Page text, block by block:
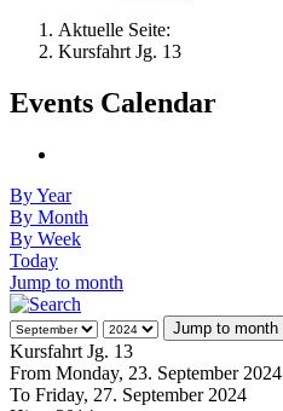
Aktuelle Seite:
Kursfahrt Jg. 13
Events Calendar
By Year
By Month
By Week
Today
Jump to month
Jump to month
Kursfahrt Jg. 13
From Monday, 23. September 2024
To Friday, 27. September 2024